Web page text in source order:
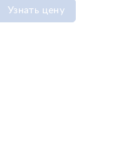
Узнать цену